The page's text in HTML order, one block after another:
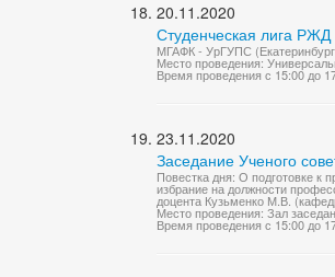
20.11.2020
Студенческая лига
МГАФК - УрГУПС
Место проведения:
Время проведения с 15:00 до
23.11.2020
Заседание Ученого
Повестка дня: О подготовке
избрание на должности
доцента Кузьменко М.В.
Место проведения: Зал
Время проведения с 15:00 до